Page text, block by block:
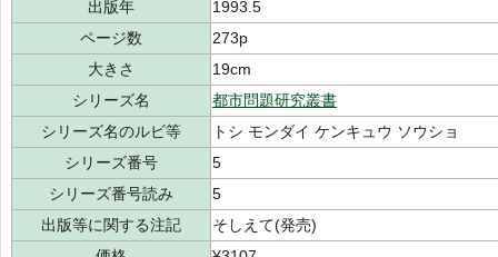
出版年
1993.5
ページ数
273p
大きさ
19cm
シリーズ名
都市問題研究叢書
シリーズ名のルビ等
トシ モンダイ ケンキュウ ソウショ
シリーズ番号
5
シリーズ番号読み
5
出版等に関する注記
そしえて(発売)